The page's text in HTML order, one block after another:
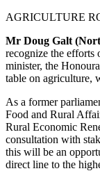
AGRICULTURE
Mr Doug Galt
recognize the efforts
minister, the
table on agriculture,
As a former
Food and Rural
Rural Economic
consultation with
this will be an
direct line to the